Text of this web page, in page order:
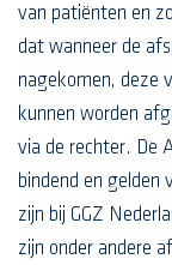
van patiënten en
dat wanneer de
nagekomen, deze
kunnen worden
via de rechter. De
bindend en gelden
zijn bij GGZ
zijn onder andere